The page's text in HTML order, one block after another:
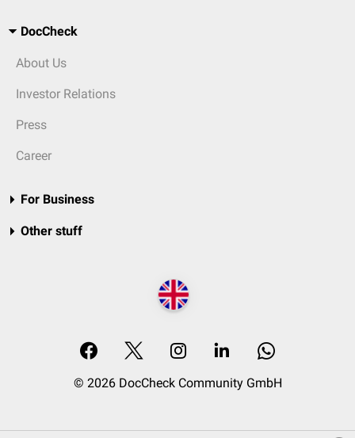
DocCheck
About Us
Investor Relations
Press
Career
For Business
Other stuff
© 2026 DocCheck Community GmbH